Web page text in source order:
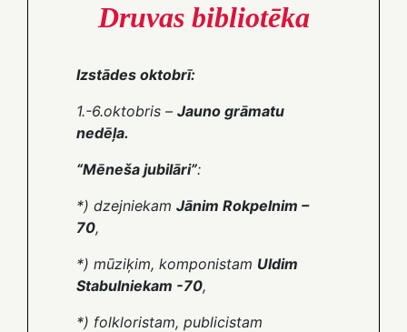
Druvas bibliotēka
Izstādes oktobrī:
1.-6.oktobris – Jauno grāmatu
nedēļa.
“Mēneša jubilāri”:
*) dzejniekam Jānim Rokpelnim –
70,
*) mūziķim, komponistam Uldim
Stabulniekam -70,
*) folkloristam, publicistam